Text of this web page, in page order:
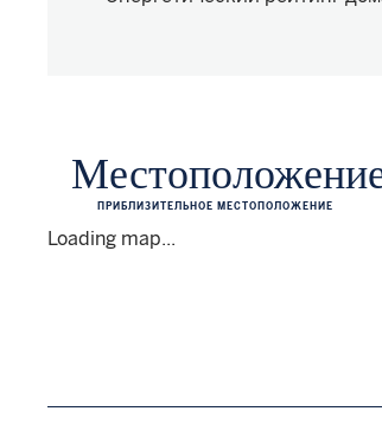
Loading map...
ПРИБЛИЗИТЕЛЬНОЕ МЕСТОПОЛОЖЕНИЕ